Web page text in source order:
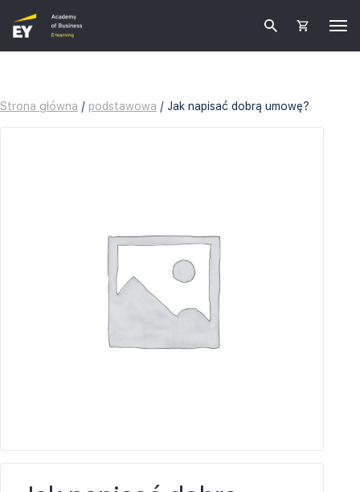
Strona główna / podstawowa / Jak napisać dobrą umowę?